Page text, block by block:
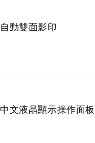
自動雙面影印
中文液晶顯示操作面板